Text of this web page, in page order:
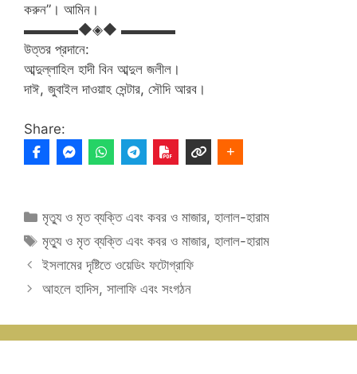
করুন”। আমিন।
▬▬▬▬◆◈◆ ▬▬▬▬
উত্তর প্রদানে:
আব্দুল্লাহিল হাদী বিন আব্দুল জলীল।
দাঈ, জুবাইল দাওয়াহ সেন্টার, সৌদি আরব।
Share:
Categories
মৃত্যু ও মৃত ব্যক্তি এবং কবর ও মাজার,হালাল-হারাম
Tags
মৃত্যু ও মৃত ব্যক্তি এবং কবর ও মাজার,হালাল-হারাম
ইসলামের দৃষ্টিতে ওয়েডিং ফটোগ্রাফি
আহলে হাদিস, সালাফি এবং সংগঠন